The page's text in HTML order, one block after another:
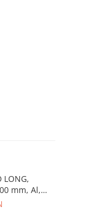
LONG,
mm, Al,